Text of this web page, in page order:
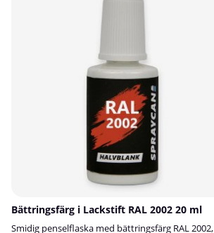
Bättringsfärg i Lackstift RAL 2002 20 ml
Smidig penselflaska med bättringsfärg RAL 2002,